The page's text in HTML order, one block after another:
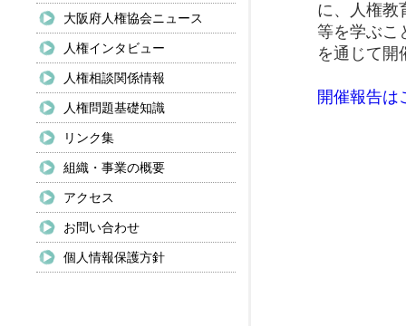
大阪府人権協会ニュース
人権インタビュー
人権相談関係情報
人権問題基礎知識
リンク集
組織・事業の概要
アクセス
お問い合わせ
個人情報保護方針
に、人権教
等を学ぶこ
を通じて開
開催報告は